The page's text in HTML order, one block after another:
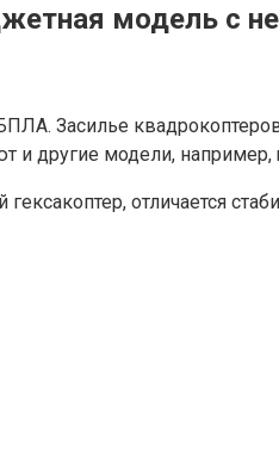
модель с
Засилье
и другие модели, например,
гексакоптер, отличается